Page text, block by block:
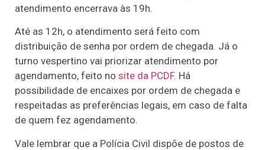
atendimento encerrava às 19h.
Até as 12h, o atendimento será feito com
distribuição de senha por ordem de chegada. Já o
turno vespertino vai priorizar atendimento por
agendamento, feito no site da PCDF. Há
possibilidade de encaixes por ordem de chegada e
respeitadas as preferências legais, em caso de falta
de quem fez agendamento.
Vale lembrar que a Polícia Civil dispõe de postos de